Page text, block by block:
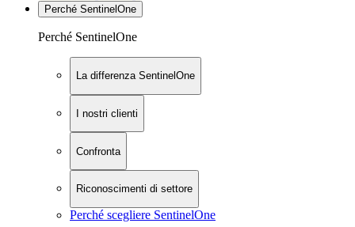
Perché SentinelOne
Perché SentinelOne
La differenza SentinelOne
I nostri clienti
Confronta
Riconoscimenti di settore
Perché scegliere SentinelOne